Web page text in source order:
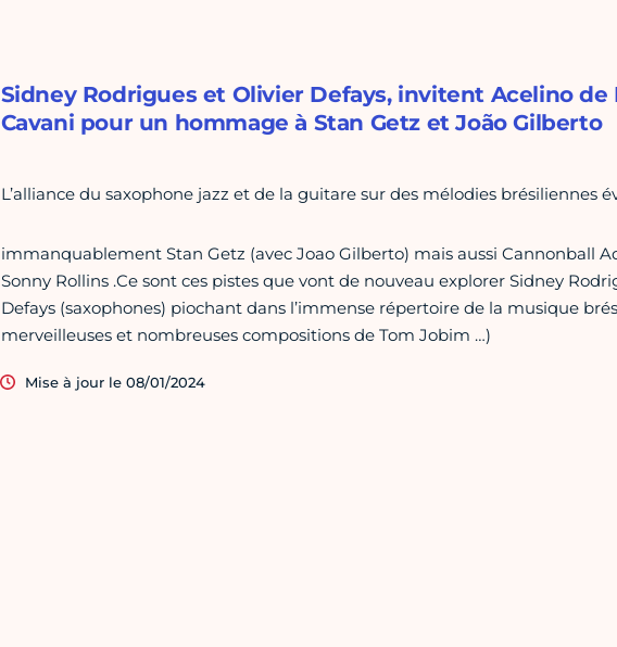
Sidney Rodrigues et Olivier Defays, invitent Acelino de
Cavani pour un hommage à Stan Getz et João Gilberto
L’alliance du saxophone jazz et de la guitare sur des mélodies brésiliennes
immanquablement Stan Getz (avec Joao Gilberto) mais aussi Cannonball
Sonny Rollins .Ce sont ces pistes que vont de nouveau explorer Sidney
Defays (saxophones) piochant dans l’immense répertoire de la musique
merveilleuses et nombreuses compositions de Tom Jobim …)
Mise à jour le 08/01/2024